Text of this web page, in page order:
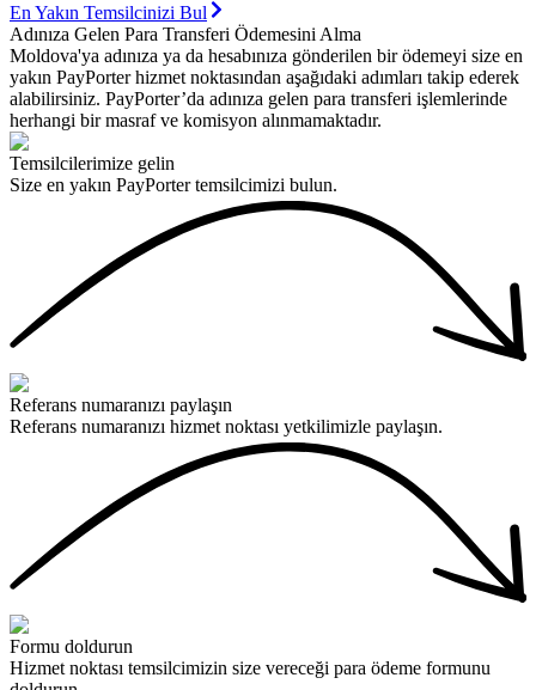
En Yakın Temsilcinizi Bul
Adınıza Gelen Para Transferi Ödemesini Alma
Moldova'ya adınıza ya da hesabınıza gönderilen bir ödemeyi size en
yakın PayPorter hizmet noktasından aşağıdaki adımları takip ederek
alabilirsiniz. PayPorter’da adınıza gelen para transferi işlemlerinde
herhangi bir masraf ve komisyon alınmamaktadır.
Temsilcilerimize gelin
Size en yakın PayPorter temsilcimizi bulun.
Referans numaranızı paylaşın
Referans numaranızı hizmet noktası yetkilimizle paylaşın.
Formu doldurun
Hizmet noktası temsilcimizin size vereceği para ödeme formunu